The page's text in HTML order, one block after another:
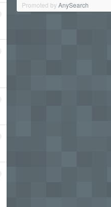
Promoted byAnySearch